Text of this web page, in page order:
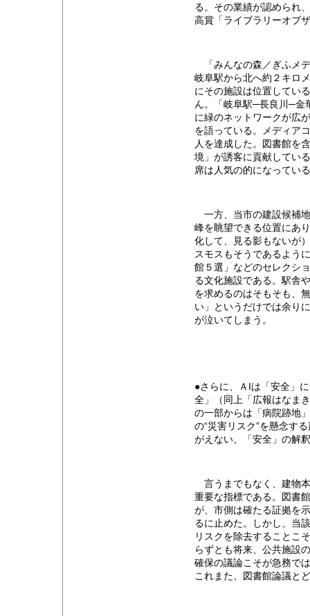
る。その業績が認められ
高賞「ライブラリーオブ
「みんなの森／ぎふメ
岐阜駅から北へ約２キロ
にその施設は位置してい
ん。「岐阜駅─長良川─金
に緑のネットワークが広
を語っている。メディア
人を達成した。図書館を
境」が誘客に貢献してい
席は人気の的になってい
一方、当市の建設候補
峰を眺望できる位置にあ
化して、見る影もないが
スモスもそうであるよう
館５選」などのセレクシ
る文化施設である。駅舎
を求めるのはそもそも、
い」というだけでは余り
が泣いてしまう。
●さらに、ＡIは「安全」
全」（同上「広報はなま
の一部からは「病院跡地
の“災害リスク”を懸念す
がえない。「安全」の解
言うまでもなく、建物
重要な指標である。図書
が、市側は確たる証拠を
るに止めた。しかし、当
リスクを除去することこ
らずとも将来、公共施設
確保の議論こそが急務で
これまた、図書館論議と